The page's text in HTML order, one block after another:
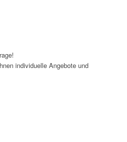
individuelle Angebote und